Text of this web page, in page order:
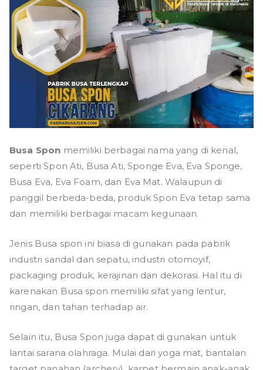
Busa Spon memiliki berbagai nama yang di kenal,
seperti Spon Ati, Busa Ati, Sponge Eva, Eva Sponge,
Busa Eva, Eva Foam, dan Eva Mat. Walaupun di
panggil berbeda-beda, produk Spon Eva tetap sama
dan memiliki berbagai macam kegunaan.
Jenis Busa spon ini biasa di gunakan pada pabrik
industri sandal dan sepatu, industri otomoyif,
packaging produk, kerajinan dan dekorasi. Hal itu di
karenakan Busa spon memiliki sifat yang lentur,
ringan, dan tahan terhadap air.
Selain itu, Busa Spon juga dapat di gunakan untuk
lantai sarana olahraga. Mulai dari yoga mat, bantalan